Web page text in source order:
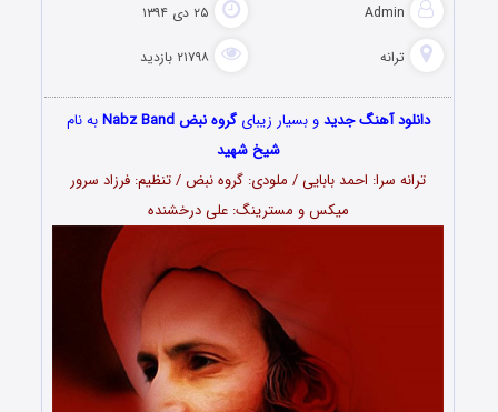
Admin ۲۵ دی ۱۳۹۴
ترانه ۲۱۷۹۸ بازدید
دانلود آهنگ جدیدو بسیار زیبایگروه نبض Nabz Band
به نام
شیخ شهید
ترانه سرا: احمد بابایی / ملودی: گروه نبض / تنظیم: فرزاد سرور
میکس و مسترینگ: علی درخشنده